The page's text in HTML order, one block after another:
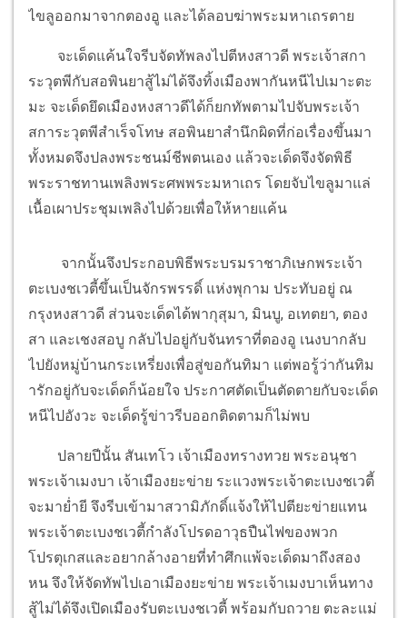
ไขลูออกมาจากตองอู และได้ลอบฆ่าพระมหาเถรตาย
จะเด็ดแค้นใจรีบจัดทัพลงไปตีหงสาวดี พระเจ้าสกา
ระวุตพีกับสอพินยาสู้ไม่ได้จึงทิ้งเมืองพากันหนีไปเมาะตะ
มะ จะเด็ดยึดเมืองหงสาวดีได้ก็ยกทัพตามไปจับพระเจ้า
สการะวุตพีสำเร็จโทษ สอพินยาสำนึกผิดที่ก่อเรื่องขึ้นมา
ทั้งหมดจึงปลงพระชนม์ชีพตนเอง แล้วจะเด็ดจึงจัดพิธี
พระราชทานเพลิงพระศพพระมหาเถร โดยจับไขลูมาแล่
เนื้อเผาประชุมเพลิงไปด้วยเพื่อให้หายแค้น
จากนั้นจึงประกอบพิธีพระบรมราชาภิเษกพระเจ้า
ตะเบงชเวตี้ขึ้นเป็นจักรพรรดิ์ แห่งพุกาม ประทับอยู่ ณ
กรุงหงสาวดี ส่วนจะเด็ดได้พากุสุมา, มินบู, อเทตยา, ตอง
สา และเชงสอบู กลับไปอยู่กับจันทราที่ตองอู เนงบากลับ
ไปยังหมู่บ้านกระเหรี่ยงเพื่อสู่ขอกันทิมา แต่พอรู้ว่ากันทิม
ารักอยู่กับจะเด็ดก็น้อยใจ ประกาศตัดเป็นตัดตายกับจะเด็ด
หนีไปอังวะ จะเด็ดรู้ข่าวรีบออกติดตามก็ไม่พบ
ปลายปีนั้น สันเทโว เจ้าเมืองทรางทวย พระอนุชา
พระเจ้าเมงบา เจ้าเมืองยะข่าย ระแวงพระเจ้าตะเบงชเวตี้
จะมาย่ำยี จึงรีบเข้ามาสวามิภักดิ์แจ้งให้ไปตียะข่ายแทน
พระเจ้าตะเบงชเวตี้กำลังโปรดอาวุธปืนไฟของพวก
โปรตุเกสและอยากล้างอายที่ทำศึกแพ้จะเด็ดมาถึงสอง
หน จึงให้จัดทัพไปเอาเมืองยะข่าย พระเจ้าเมงบาเห็นทาง
สู้ไม่ได้จึงเปิดเมืองรับตะเบงชเวตี้ พร้อมกับถวาย ตะละแม่